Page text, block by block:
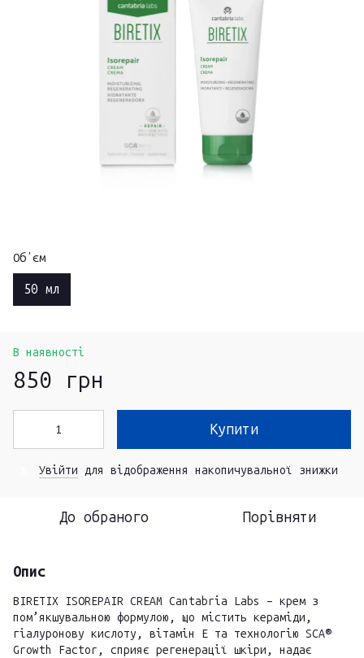
Обʼєм
50 мл
В наявності
850 грн
Купити
Увійти для відображення накопичувальної знижки
До обраного Порівняти
Опис
BIRETIX ISOREPAIR CREAM Cantabria Labs – крем з
пом’якшувальною формулою, що містить кераміди,
гіалуронову кислоту, вітамін Е та технологію SCA®
Growth Factor, сприяє регенерації шкіри, надає